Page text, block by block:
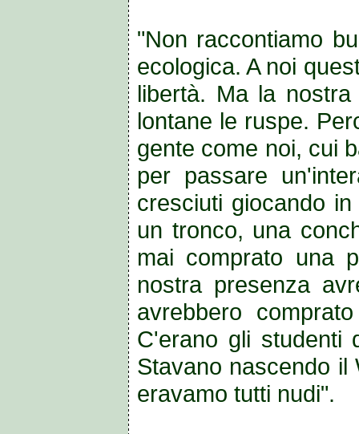
"Non raccontiamo
ecologica. A noi
libertà. Ma la
lontane le ruspe.
gente come noi, cui
per passare
cresciuti giocando
un tronco, una
mai comprato una
nostra presenza
avrebbero
C'erano gli studenti
Stavano nascendo
eravamo tutti nudi".